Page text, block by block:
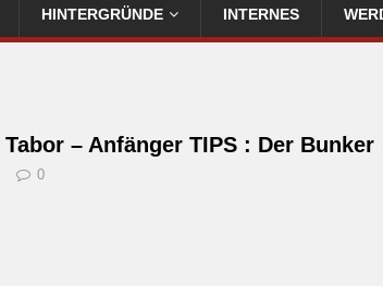
HINTERGRÜNDE INTERNES
– Anfänger TIPS : Der Bunker
0